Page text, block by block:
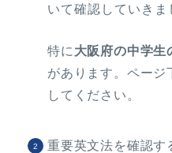
いて確認していきま
特に 大阪府の中学生
があります。ページ
してください。
重要英文法を確認す